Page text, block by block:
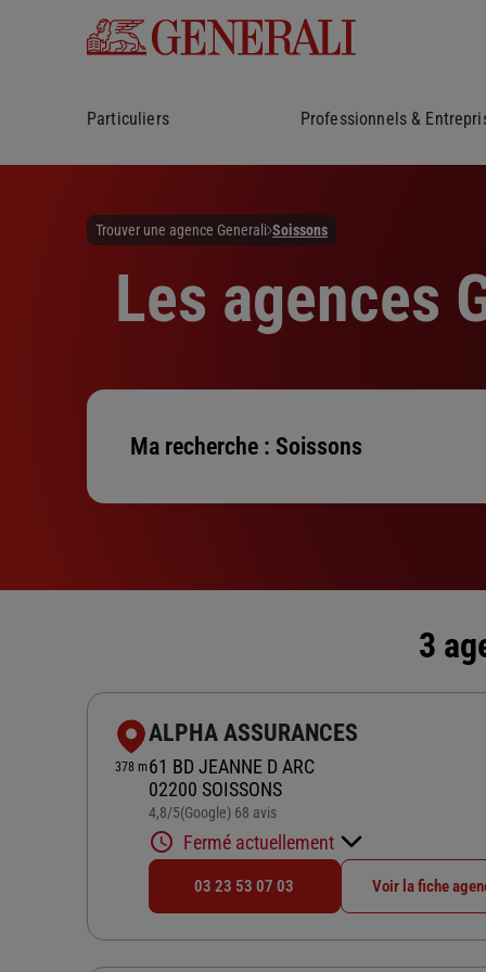
Particuliers Professionnels &
Trouver une agence Generali Soissons
Les agences
Ma recherche : Soissons
3
378 m
ALPHA ASSURANCES
61 BD JEANNE D ARC
02200 SOISSONS
4,8/5Note de 4.8 sur 5
(Google) 68 avis
Fermé actuellement
03 23 53 07 03 Voir la fiche